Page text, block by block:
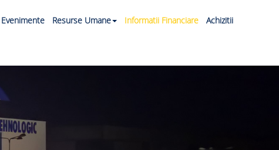
Evenimente Resurse Umane Informatii Financiare Achizitii